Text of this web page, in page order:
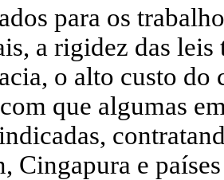
para os
a rigidez das leis
o alto custo
que algumas
Cingapura e